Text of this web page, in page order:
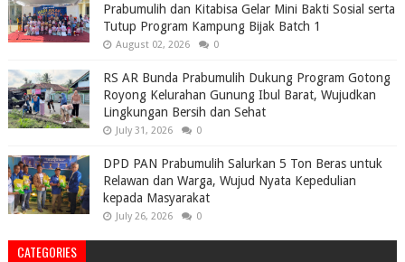
Prabumulih dan Kitabisa Gelar Mini Bakti Sosial serta
Tutup Program Kampung Bijak Batch 1
August 02, 2026 0
RS AR Bunda Prabumulih Dukung Program Gotong
Royong Kelurahan Gunung Ibul Barat, Wujudkan
Lingkungan Bersih dan Sehat
July 31, 2026 0
DPD PAN Prabumulih Salurkan 5 Ton Beras untuk
Relawan dan Warga, Wujud Nyata Kepedulian
kepada Masyarakat
July 26, 2026 0
CATEGORIES